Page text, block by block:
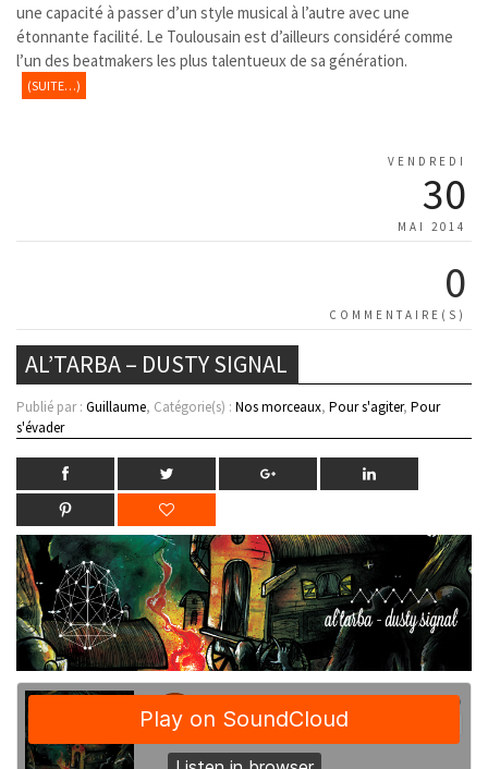
une capacité à passer d’un style musical à l’autre avec une
étonnante facilité. Le Toulousain est d’ailleurs considéré comme
l’un des beatmakers les plus talentueux de sa génération.
(SUITE…)
VENDREDI
30
MAI 2014
0
COMMENTAIRE(S)
AL’TARBA – DUSTY SIGNAL
Publié par : Guillaume, Catégorie(s) : Nos morceaux, Pour s'agiter, Pour
s'évader